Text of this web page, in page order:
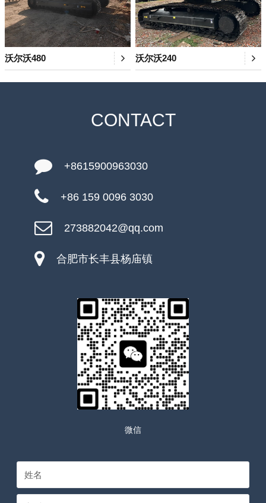
沃尔沃480 沃尔沃240
CONTACT
+8615900963030
+86 159 0096 3030
273882042@qq.com
合肥市长丰县杨庙镇
微信